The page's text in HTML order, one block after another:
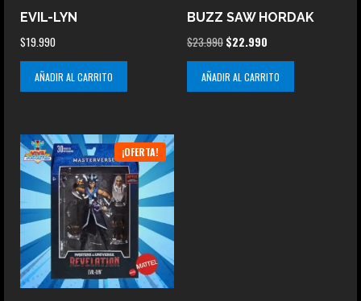
EVIL-LYN
$19.990
AÑADIR AL CARRITO
BUZZ SAW HORDAK
$23.990 El
precio
original
era:
$22.990El
precio
actual
es:
AÑADIR AL CARRITO
¡OFERTA!